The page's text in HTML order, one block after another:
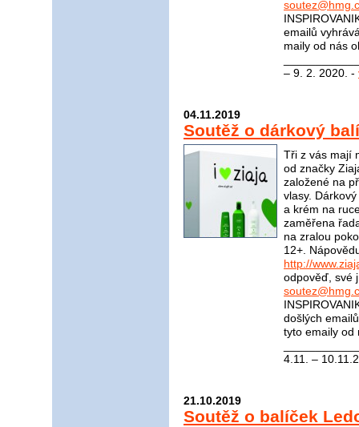
emailů
maily od nás
– 9. 2. 2020. -
04.11.2019
Soutěž o dárkový
Tři z vás mají
od značky
založené na
vlasy.
a krém na
zaměřena
na zralou
12+.
http://
odpověď, své
došlých
tyto emaily od
4.11. –
21.10.2019
Soutěž o balíček